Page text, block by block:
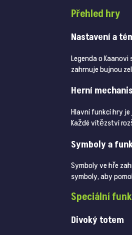
Přehled hry
Nastavení a
Legenda o
zahrnuje bujnou
Herní
Hlavní funkcí hry
Každé vítězství
Symboly a
Symboly ve hře
symboly, aby
Speciální
Divoký totem